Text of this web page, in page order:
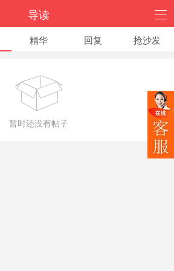
导读
精华 回复 抢沙发

暂时还没有帖子